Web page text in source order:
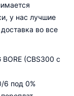
у нас лучшие
во все
(CBS300 с
6 под 0%